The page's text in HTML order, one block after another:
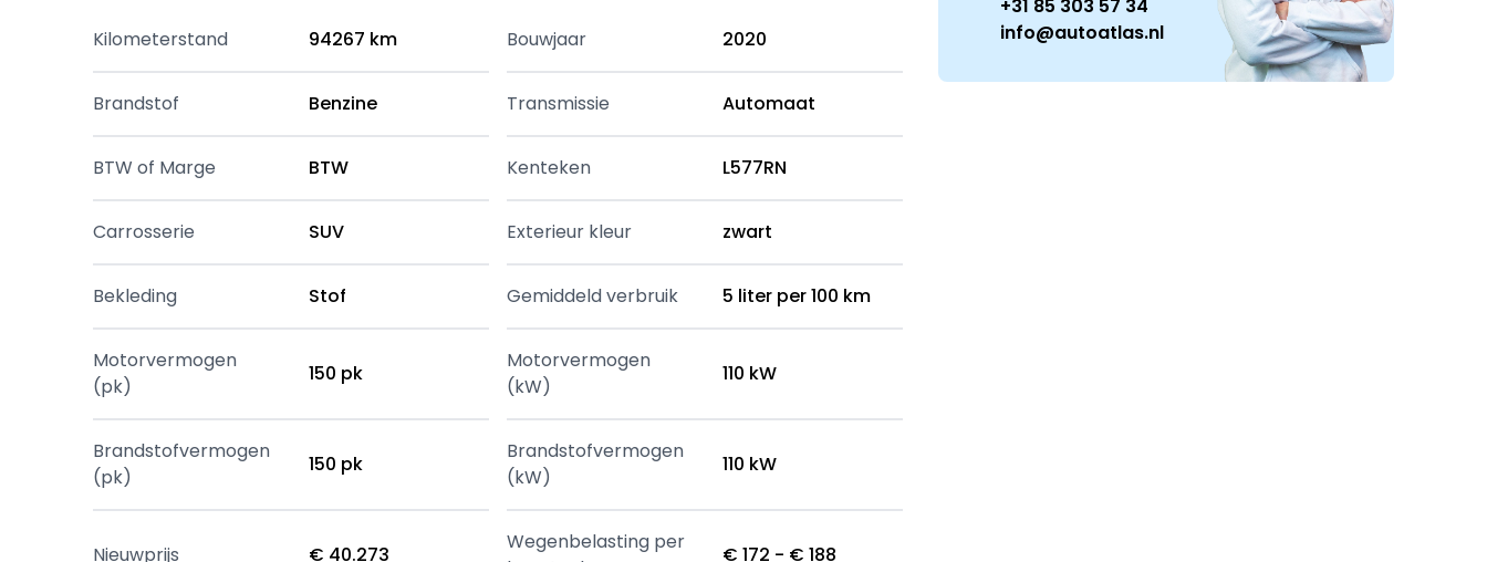
+31 85 303 57 34
info@autoatlas.nl
Kilometerstand 94267 km Bouwjaar 2020
Brandstof Benzine Transmissie Automaat
BTW of Marge BTW Kenteken L577RN
Carrosserie SUV Exterieur kleur zwart
Bekleding Stof Gemiddeld verbruik 5 liter per 100 km
Motorvermogen
(pk)
150 pk
Motorvermogen
(kW)
110 kW
Brandstofvermogen
(pk)
150 pk
Brandstofvermogen
(kW)
110 kW
Nieuwprijs € 40.273
Wegenbelasting per
€ 172 - € 188